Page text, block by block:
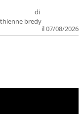
di
bredy
il 07/08/2026